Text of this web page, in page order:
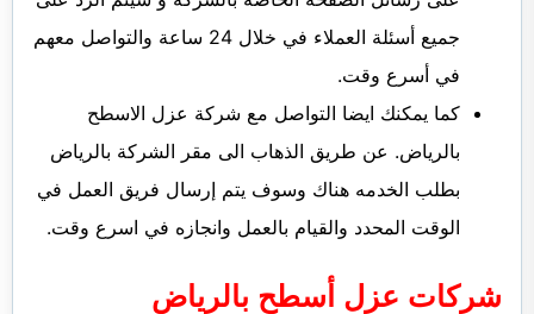
جميع أسئلة العملاء في خلال 24 ساعة والتواصل معهم
في أسرع وقت.
كما يمكنك ايضا التواصل مع شركة عزل الاسطح
بالرياض. عن طريق الذهاب الى مقر الشركة بالرياض
بطلب الخدمه هناك وسوف يتم إرسال فريق العمل في
الوقت المحدد والقيام بالعمل وانجازه في اسرع وقت.
شركات عزل أسطح بالرياض